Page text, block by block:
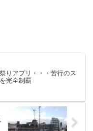
りアプリ・・・苦行のス
完全制覇